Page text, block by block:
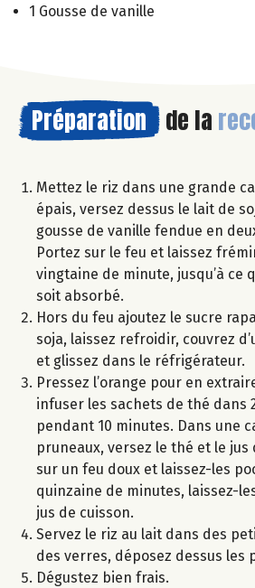
1 Gousse de vanille
Préparation de la
Mettez le riz dans une grande
épais, versez dessus le lait de
gousse de vanille fendue en
Portez sur le feu et laissez
vingtaine de minute, jusqu’à ce
soit absorbé.
Hors du feu ajoutez le sucre
soja, laissez refroidir, couvrez
et glissez dans le réfrigérateur.
Pressez l’orange pour en
infuser les sachets de thé dans
pendant 10 minutes. Dans une
pruneaux, versez le thé et le jus
sur un feu doux et laissez-les
quinzaine de minutes, laissez-
jus de cuisson.
Servez le riz au lait dans des
des verres, déposez dessus les
Dégustez bien frais.